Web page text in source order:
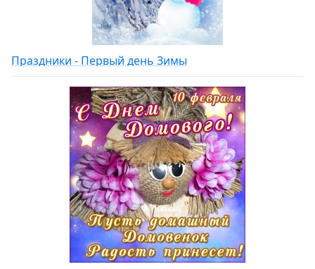
Праздники - Первый день Зимы